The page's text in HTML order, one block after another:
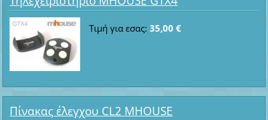
Τιμή για εσας: 35,00 €
Πίνακας έλεγχου CL2 MHOUSE